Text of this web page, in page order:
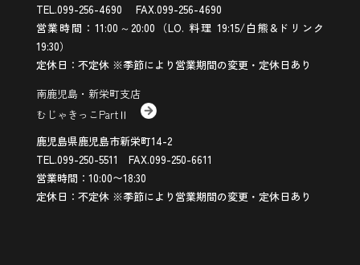
TEL.099-256-4690 FAX.099-256-4690
営業時間：11:00～20:00（LO. 料理 19:15/白熊&ドリンク
19:30）
定休日：不定休 ※季節により営業期間の変更・定休日あり
南鹿児島・新栄町支店
むじゃきっこPartⅡ
鹿児島県鹿児島市新栄町14-2
TEL.099-250-5511 FAX.099-250-6611
営業時間：10:00〜18:30
定休日：不定休 ※季節により営業期間の変更・定休日あり